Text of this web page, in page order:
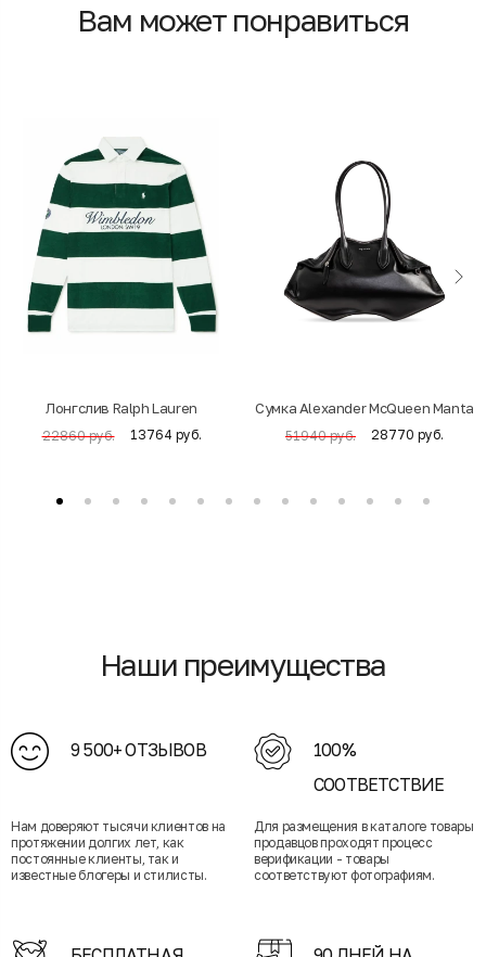
Вам может понравиться
Лонгслив Ralph Lauren
22860 руб. 13764 руб.
Cумка Alexander McQueen Manta
51940 руб. 28770 руб.
Наши преимущества
9 500+ ОТЗЫВОВ
Нам доверяют тысячи клиентов на
протяжении долгих лет, как
постоянные клиенты, так и
известные блогеры и стилисты.
100%
СООТВЕТСТВИЕ
Для размещения в каталоге товары
продавцов проходят процесс
верификации - товары
соответствуют фотографиям.